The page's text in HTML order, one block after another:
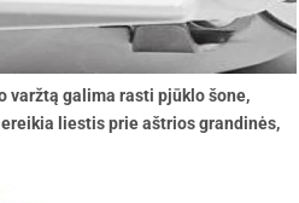
varžtą galima rasti pjūklo šone,
liestis prie aštrios grandinės,